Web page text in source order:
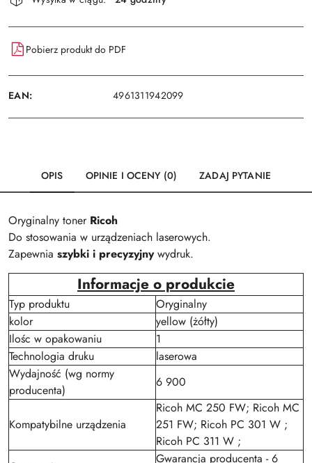
i
dostawa
Pobierz produkt do PDF
EAN: 4961311942099
OPIS OPINIE I OCENY (0) ZADAJ PYTANIE
Oryginalny toner Ricoh
Do stosowania w urządzeniach laserowych.
Zapewnia szybki i precyzyjnywydruk.
Informacje o produkcie
Typ produktu
Oryginalny
kolor
yellow (żółty)
Ilośc w opakowaniu
1
Technologia druku
laserowa
Wydajność (wg normy
producenta)
6 900
Kompatybilne urządzenia
Ricoh MC 250 FW; Ricoh MC
251 FW; Ricoh PC 301 W ;
Ricoh PC 311 W ;
Gwarancja producenta - 6